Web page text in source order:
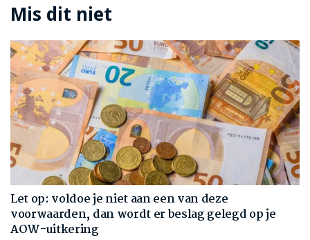
Mis dit niet
Let op: voldoe je niet aan een van deze
voorwaarden, dan wordt er beslag gelegd op je
AOW-uitkering